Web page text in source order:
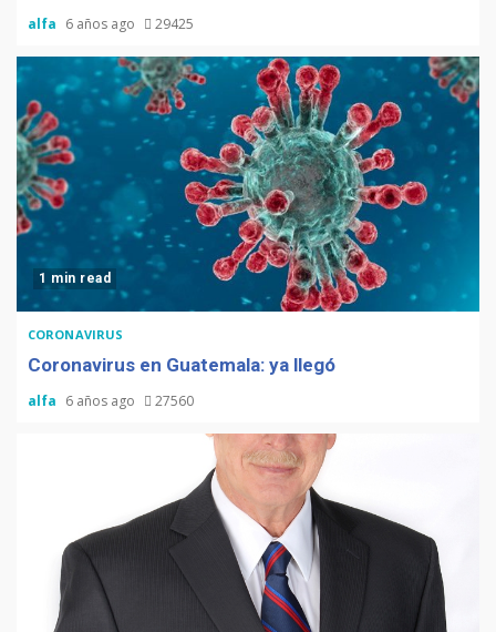
alfa 6 años ago 29425
1 min read
CORONAVIRUS
Coronavirus en Guatemala: ya llegó
alfa 6 años ago 27560